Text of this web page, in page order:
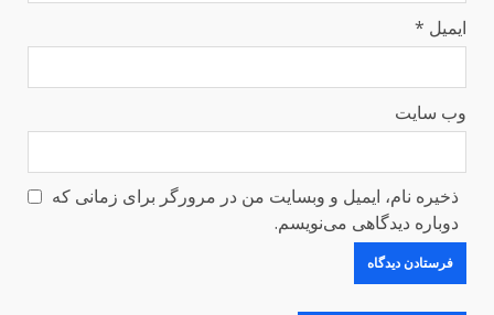
ایمیل *
وب‌ سایت
ذخیره نام، ایمیل و وبسایت من در مرورگر برای زمانی که
دوباره دیدگاهی می‌نویسم.